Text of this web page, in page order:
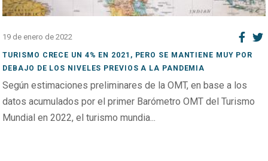
19 de enero de 2022
TURISMO CRECE UN 4% EN 2021, PERO SE MANTIENE MUY POR
DEBAJO DE LOS NIVELES PREVIOS A LA PANDEMIA
Según estimaciones preliminares de la OMT, en base a los
datos acumulados por el primer Barómetro OMT del Turismo
Mundial en 2022, el turismo mundia...